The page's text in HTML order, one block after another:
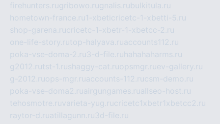
firehunters.rugribowo.rugnalis.rubulkitula.ru
hometown-france.ru1-xbeticricetc-1-xbetti-5.ru
shop-garena.rucricetc-1-xbetr-1-xbetcc-2.ru
one-life-story.rutop-halyava.ruaccounts112.ru
poka-vse-doma-2.ru3-d-file.ru hahahaharms.ru
g2012.rutst-1.rushaggy-cat.ruopsmgr.ruev-gallery.ru
g-2012.ruops-mgr.ruaccounts-112.rucsm-demo.ru
poka-vse-doma2.ruairgungames.ruallseo-host.ru
tehosmotre.ruvarieta-yug.rucricetc1xbetr1xbetcc2.ru
raytor-d.ruatillagunn.ru3d-file.ru